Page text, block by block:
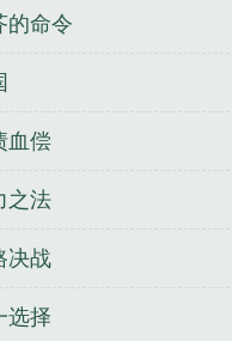
的命令
血偿
之法
决战
选择